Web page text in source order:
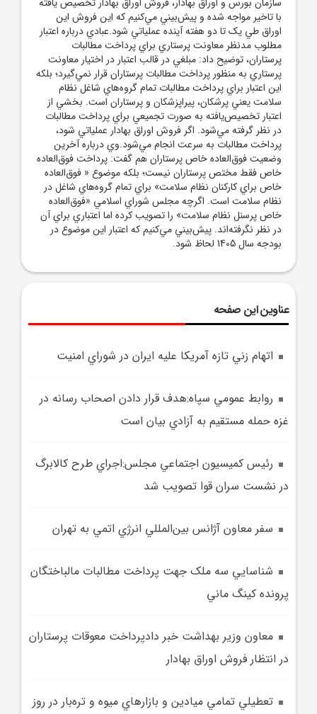
با تاخير مواجه شده و پيش‌بيني مي‌کنيم که اين فروش اين
اوراق طي يک تا دو هفته آينده عملياتي شود.عبادي درباره اعتبار
مطلوب مدنظر معاونت پرستاري براي پرداخت مطالبات
پرستاران، توضيح داد: مبلغي در قالب اعتبار در اختيار معاونت
پرستاري به منظور پرداخت مطالبات پرستاران قرار نمي‌گيرد؛ بلکه
اين اعتبار براي پرداخت مطالبات تمام گروه‌هاي شاغل نظام
سلامت يعني پرشکان، پيراپزشکان و پرستاران است. بخشي از
اعتبار تخصيص‌يافته به صورت تجميعي براي پرداخت مطالبات
در نظر گرفته مي‌شود. اگر فروش اوراق بهادار عملياتي شود،
پرداخت مطالبات به سرعت انجام مي‌شود.وي درباره آخرين
وضعيت فوق‌العاده خاص پرستاران هم گفت: پرداخت فوق‌العاده
خاص فقط مختص پرستاران نيست؛ بلکه موضوع « فوق‌العاده
خاص براي کارکنان نظام سلامت» براي تمام گروه‌هاي شاغل در
نظام سلامت است. اگرچه مجلس شوراي اسلامي «فوق‌العاده
خاص پرسنل نظام سلامت» را تصويب کرده اما اعتباري براي آن
در نظر نگرفته‌اند. پيش‌بيني مي‌کنيم که اعتبار اين موضوع در
بودجه سال 1405 لحاظ شود.
عناوین این صفحه
اتهام زني تازه آمريکا عليه ايران در شوراي امنيت
روابط عمومي سپاه:هدف قرار دادن اصحاب رسانه در
غزه حمله مستقيم به آزادي بيان است
رئيس کميسيون اجتماعي مجلس:اجراي طرح کالابرگ
در نشست سران قوا تصويب شد
سفر معاون آژانس بين‌المللي انرژي اتمي به تهران
شناسايي سه ملک جهت پرداخت مطالبات مالباختگان
پرونده کينگ ماني
معاون وزير بهداشت خبر دادپرداخت معوقات پرستاران
در انتظار فروش اوراق بهادار
تعطيلي تمامي ميادين و بازارهاي ميوه و تره‌بار در روز